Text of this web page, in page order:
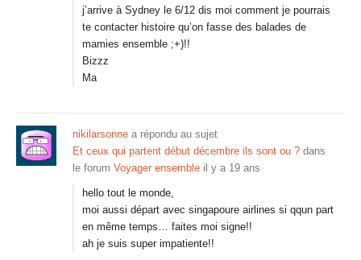
j’arrive à Sydney le 6/12 dis moi comment je pourrais
te contacter histoire qu’on fasse des balades de
mamies ensemble ;+)!!
Bizzz
Ma
nikilarsonne a répondu au sujet
Et ceux qui partent début décembre ils sont ou ? dans
le forum Voyager ensemble il y a 19 ans
hello tout le monde,
moi aussi départ avec singapoure airlines si qqun part
en même temps… faites moi signe!!
ah je suis super impatiente!!